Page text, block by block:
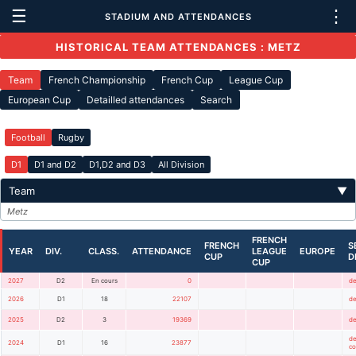
☰ STADIUM AND ATTENDANCES ⋮
HISTORICAL TEAM ATTENDANCES : METZ
Team French Championship French Cup
League Cup
European Cup
Detailled attendances Search
Football Rugby
D1 D1 and D2 D1,D2 and D3 All Division
Team ▼
Metz
YEAR DIV. CLASS. ATTENDANCE
FRENCH
CUP
FRENCH
LEAGUE
CUP
EUROPE
2027 D2 En cours 0
2026 D1 18 22107
2025 D2 3 19369
2024 D1 16 23877